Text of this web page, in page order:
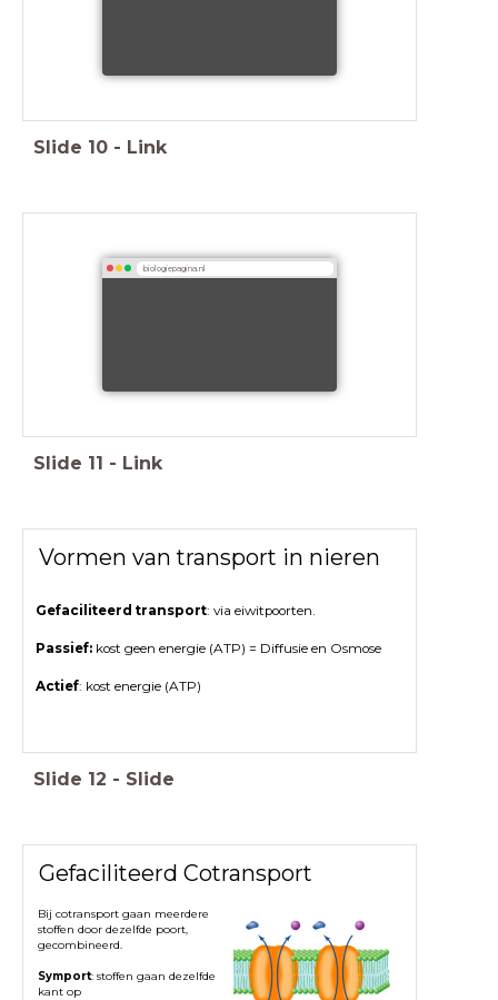
Slide 10 - Link
biologiepagina.nl
Slide 11 - Link
Vormen van transport in nieren
Gefaciliteerd transport: via eiwitpoorten.
Passief:kost geen energie (ATP) = Diffusie en Osmose
Actief: kost energie (ATP)
Slide 12 - Slide
Gefaciliteerd Cotransport
Bij cotransport gaan meerdere
stoffen door dezelfde poort,
gecombineerd.
Symport: stoffen gaan dezelfde
kant op